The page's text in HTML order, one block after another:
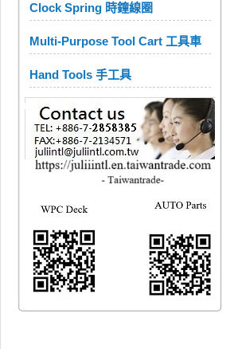
Clock Spring 時鐘線圈
Multi-Purpose Tool Cart 工具車
Hand Tools 手工具